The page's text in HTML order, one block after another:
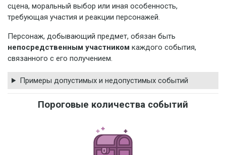
сцена, моральный выбор или иная особенность,
требующая участия и реакции персонажей.
Персонаж, добывающий предмет, обязан быть
непосредственным участником каждого события,
связанного с его получением.
Примеры допустимых и недопустимых событий
Пороговые количества событий